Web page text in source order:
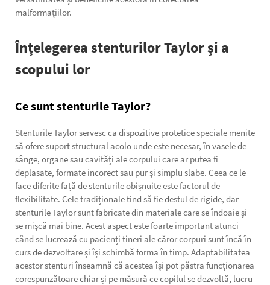
malformațiilor.
Înțelegerea stenturilor Taylor și a
scopului lor
Ce sunt stenturile Taylor?
Stenturile Taylor servesc ca dispozitive protetice speciale menite
să ofere suport structural acolo unde este necesar, în vasele de
sânge, organe sau cavități ale corpului care ar putea fi
deplasate, formate incorect sau pur și simplu slabe. Ceea ce le
face diferite față de stenturile obișnuite este factorul de
flexibilitate. Cele tradiționale tind să fie destul de rigide, dar
stenturile Taylor sunt fabricate din materiale care se îndoaie și
se mișcă mai bine. Acest aspect este foarte important atunci
când se lucrează cu pacienți tineri ale căror corpuri sunt încă în
curs de dezvoltare și își schimbă forma în timp. Adaptabilitatea
acestor stenturi înseamnă că acestea își pot păstra funcționarea
corespunzătoare chiar și pe măsură ce copilul se dezvoltă, lucru